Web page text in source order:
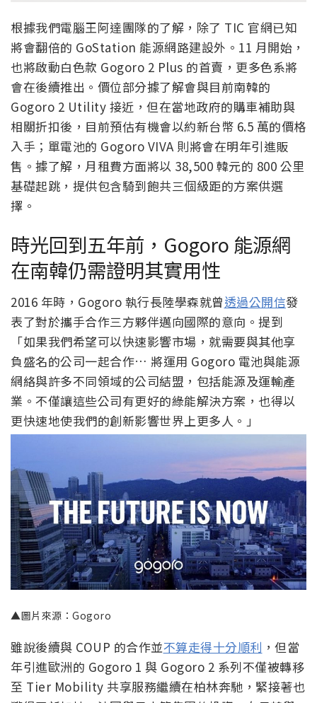
根據我們電腦王阿達團隊的了解，除了 TIC 官網已知
將會翻倍的 GoStation 能源網路建設外。11 月開始，
也將啟動白色款 Gogoro 2 Plus 的首賣，更多色系將
會在後續推出。價位部分據了解會與目前南韓的
Gogoro 2 Utility 接近，但在當地政府的購車補助與
相關折扣後，目前預估有機會以約新台幣 6.5 萬的價格
入手；單電池的 Gogoro VIVA 則將會在明年引進販
售。據了解，月租費方面將以 38,500 韓元的 800 公里
基礎起跳，提供包含騎到飽共三個級距的方案供選
擇。
時光回到五年前，Gogoro 能源網
在南韓仍需證明其實用性
2016 年時，Gogoro 執行長陸學森就曾透過公開信發
表了對於攜手合作三方夥伴邁向國際的意向。提到
「如果我們希望可以快速影響市場，就需要與其他享
負盛名的公司一起合作… 將運用 Gogoro 電池與能源
網絡與許多不同領域的公司結盟，包括能源及運輸產
業。不僅讓這些公司有更好的綠能解決方案，也得以
更快速地使我們的創新影響世界上更多人。」
▲圖片來源：Gogoro
雖說後續與 COUP 的合作並不算走得十分順利 ，但當
年引進歐洲的 Gogoro 1 與 Gogoro 2 系列不僅被轉移
至 Tier Mobility 共享服務繼續在柏林奔馳，緊接著也